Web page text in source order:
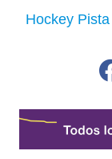
Hockey Pista